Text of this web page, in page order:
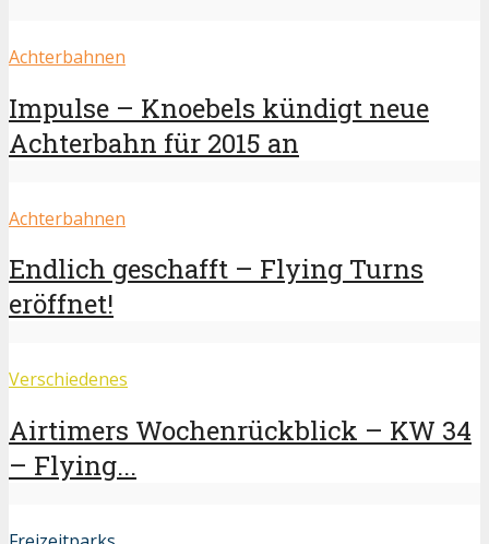
Achterbahnen
Impulse – Knoebels kündigt neue
Achterbahn für 2015 an
Achterbahnen
Endlich geschafft – Flying Turns
eröffnet!
Verschiedenes
Airtimers Wochenrückblick – KW 34
– Flying...